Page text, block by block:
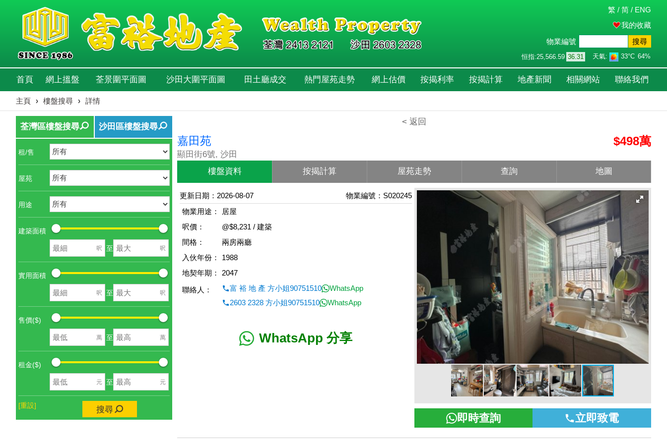
繁 / 简 / ENG
我的收藏
物業編號
搜尋
恒指:25,566.59 36.31 天氣: 33°C 64%
首頁 網上搵盤 荃景圍平面圖 沙田大圍平面圖 田土廳成交 熱門屋苑走勢 網上估價 按揭利率 按揭計算 地產新聞 相關網站 聯絡我們
主頁 › 樓盤搜尋 › 詳情
荃灣區樓盤搜尋 沙田區樓盤搜尋
租/售
屋苑
用途
建築面積
呎 至 呎
實用面積
呎 至 呎
售價($)
萬 至 萬
租金($)
元 至 元
[重設] 搜尋
< 返回
嘉田苑
顯田街6號, 沙田
$498萬
樓盤資料 按揭計算 屋苑走勢 查詢 地圖
更新日期：2026-08-07
物業編號：S020245
物業用途：
居屋
呎價：
@$8,231 / 建築
間格：
兩房兩廳
入伙年份：
1988
地契年期：
2047
聯絡人：
富 裕 地 產 方小姐90751510
WhatsApp
2603 2328 方小姐90751510
WhatsApp
WhatsApp 分享
即時查詢 立即致電